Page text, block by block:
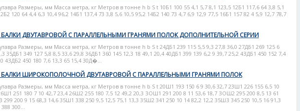
Размеры, мм Масса метра, кг Метров в тонне h b S t 10Б1 100 55 4,1 5,7 8,1 123,5 12Б1 117,6 64 3,8 5,1
120 64 4,4 6,3 10,4 96,2 14Б1 137,4 73 3,8 5,6 10,5 95,2 14Б2 140 73 4,7 6,9 12,9 77,5 16Б1 157 82 4 5,9 12,7 78,7
ДВУТАВРОВОЙ С ПАРАЛЛЕЛЬНЫМИ ГРАНЯМИ ПОЛОК ДОПОЛНИТЕЛЬНОЙ СЕРИИ
Размеры, мм Масса метра, кг Метров в тонне h b S t 24ДБ1 239 115 5,5 9,3 27,8 36,0 27ДБ1 269 125 6
35ДБ1 349 127 5,8 8,5 33,6 29,8 36ДБ1 360 145 12,3 18 49,1 20,4 40ДБ1 399 139 6,2 9 39,7 25,2 4ЗДБ1 450 152 7,4
4ЗДБ2 450 180 7,6 13,3 65 15,4 30Д�...
БАЛКИ ШИРОКОПОЛОЧНОЙ ДВУТАВРОВОЙ С ПАРАЛЛЕЛЬНЫМИ ГРАНЯМИ ПОЛОК
Размеры, мм Масса метра, кг Метров в тонне h b S t 20Ш1 193 150 6 9 30,6 32,7 23Ш1 226 155 6,5 10
251 180 7 10 42,7 23,4 26Ш2 255 180 7,5 12 49,2 20,3 ЗОШ1 291 200 8 11 53,6 18,7 ЗОШ2 295 200 8,5 13 61
200 9 15 68,3 14,6 35Ш1 338 250 9,5 12,5 75,1 13,3 35Ш2 341 250 10 14 82,2 12,2 35ШЗ 345 250 10,5 16 91,3
300...